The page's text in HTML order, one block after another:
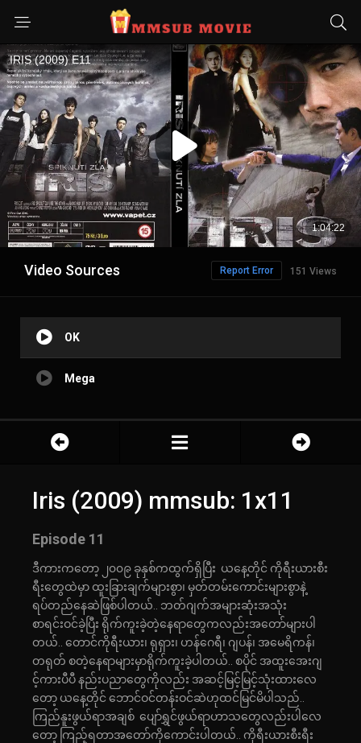
Video Sources 151 Views
Report Error
OK
Mega
Iris (2009) mmsub: 1x11
Episode 11
ဒီကားကတော့ ၂၀၀၉ ခုနှစ်ကထွက်ရှိပြီး ယနေ့တိုင် ကိုရီးယားစီး
ရီးတွေထဲမှာ ထူးခြားချက်များစွာ၊ မှတ်တမ်းကောင်းများစွာနဲ့
ရပ်တည်နေဆဲဖြစ်ပါတယ်.. ဘတ်ဂျက်အများဆုံးအသုံး
စာရင်းဝင်ခဲ့ပြီး ရိုက်ကူးခဲ့တဲ့နေရာတွေကလည်းအတော်များပါ
တယ်.. တောင်ကိုရီးယား၊ ရုရှား၊ ဟန်ဂေရီ၊ ဂျပန်၊ အမေရိကန်၊
တရုတ် စတဲ့နေရာများမှာရိုက်ကူးခဲ့ပါတယ်.. စပိုင် အထူးအေးဂျ
င့်ကားပီပီ နည်းပညာတွေကိုလည်း အဆင့်မြင့်မြင့်သုံးထားလေ
တော့ ယနေ့တိုင် ဘောင်ဝင်တန်းဝင်ဆဲဟုထင်မြင်မိပါသည်..
ကြည်နူးဖွယ်ရာအချစ် ပျော်ရွှင်ဖွယ်ရာဟာသတွေလည်းပါလေ
တော့ ကြည့်ရတာအတော်ကိုကောင်းပါတယ်.. ကိုရီးယားစီးရီး